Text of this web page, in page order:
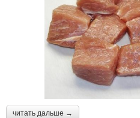
читать дальше →